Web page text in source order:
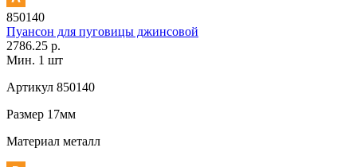
850140
Пуансон для пуговицы джинсовой
2786.25 р.
Мин. 1 шт
Артикул 850140
Размер 17мм
Материал металл